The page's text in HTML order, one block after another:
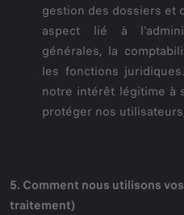
gestion des dossiers et
aspect lié à
générales, la
les fonctions
notre intérêt légitime à
protéger nos
5. Comment nous utilisons
traitement)